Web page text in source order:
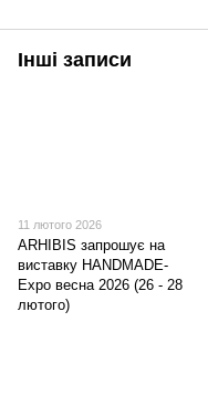
Інші записи
11 лютого 2026
ARHIBIS запрошує на
виставку HANDMADE-
Expo весна 2026 (26 - 28
лютого)